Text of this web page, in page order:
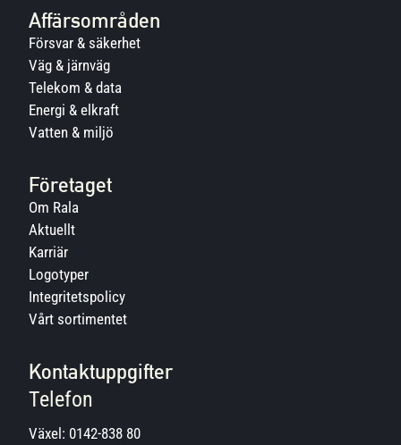
Affärsområden
Försvar & säkerhet
Väg & järnväg
Telekom & data
Energi & elkraft
Vatten & miljö
Företaget
Om Rala
Aktuellt
Karriär
Logotyper
Integritetspolicy
Vårt sortimentet
Kontaktuppgifter
Telefon
Växel: 0142-838 80